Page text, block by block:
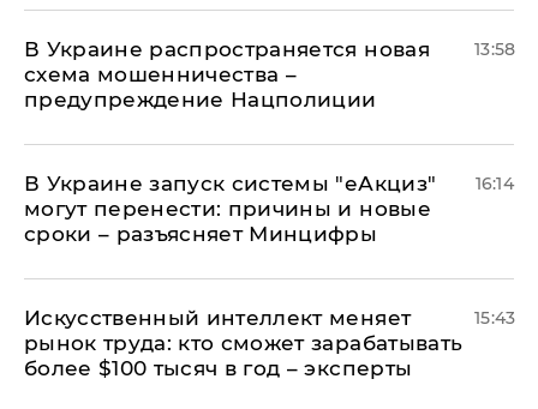
В Украине распространяется новая
схема мошенничества –
предупреждение Нацполиции
13:58
В Украине запуск системы "еАкциз"
могут перенести: причины и новые
сроки – разъясняет Минцифры
16:14
Искусственный интеллект меняет
рынок труда: кто сможет зарабатывать
более $100 тысяч в год – эксперты
15:43